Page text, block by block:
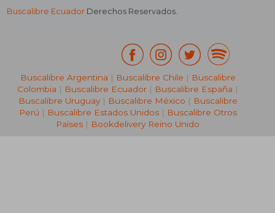
Buscalibre Ecuador Derechos Reservados.
Buscalibre Argentina | Buscalibre Chile | Buscalibre
Colombia | Buscalibre Ecuador | Buscalibre España |
Buscalibre Uruguay| Buscalibre México | Buscalibre
Perú | Buscalibre Estados Unidos| Buscalibre Otros
Países | Bookdelivery Reino Unido